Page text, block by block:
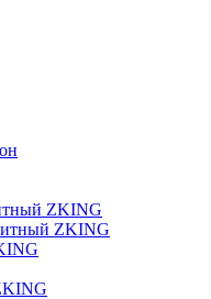
ZKING
ZKING